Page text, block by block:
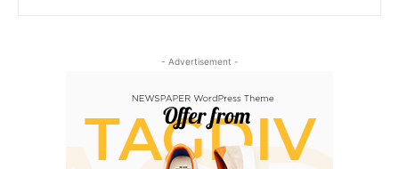
- Advertisement -